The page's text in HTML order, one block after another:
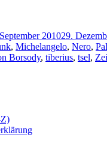
201029.
, Michelangelo, Nero,
Borsody, tiberius, tsel,